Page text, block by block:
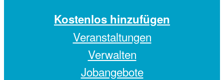
Kostenlos hinzufügen
Veranstaltungen
Verwalten
Jobangebote